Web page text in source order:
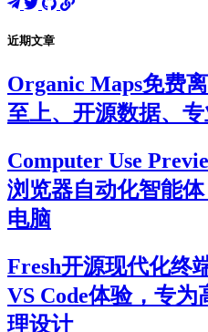
近期文章
Organic Maps免费
至上、开源数据、
Computer Use
浏览器自动化智能
电脑
Fresh开源现代化终
VS Code体验，专
理设计